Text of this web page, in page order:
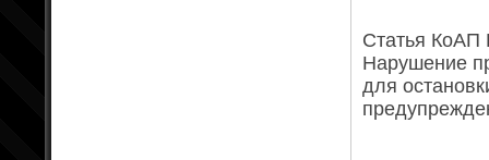
Статья КоАП
Нарушение
для